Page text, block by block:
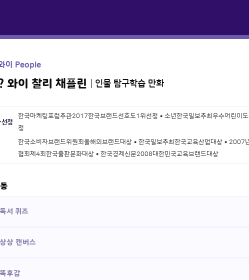
이 People
와이 찰리 채플린 인물 탐구학습 만화
선정
한국마케팅포럼주관2017한국브랜드선호도1위선정 • 소년한국일보주최우수어린이
정
한국소비자브랜드위원회올해의브랜드대상 • 한국일보주최한국교육산업대상 • 2007
협회제4회한국출판문화대상 • 한국경제신문2008대한민국교육브랜드대상
독서 퀴즈
상상 캔버스
똑후감